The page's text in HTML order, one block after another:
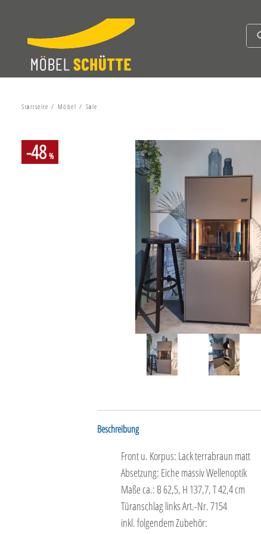
Startseite Möbel Sale
-48 %
Beschreibung
Front u. Korpus: Lack terrabraun matt
Absetzung: Eiche massiv Wellenoptik
Maße ca.: B 62,5, H 137,7, T 42,4 cm
Türanschlag links Art.-Nr. 7154
inkl. folgendem Zubehör: